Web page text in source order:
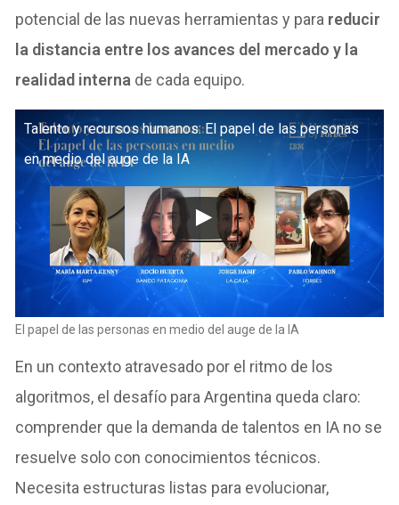
potencial de las nuevas herramientas y para reducir
la distancia entre los avances del mercado y la
realidad interna de cada equipo.
Talento y recursos humanos: El papel de las personas
en medio del auge de la IA
El papel de las personas en medio del auge de la IA
En un contexto atravesado por el ritmo de los
algoritmos, el desafío para Argentina queda claro:
comprender que la demanda de talentos en IA no se
resuelve solo con conocimientos técnicos.
Necesita estructuras listas para evolucionar,